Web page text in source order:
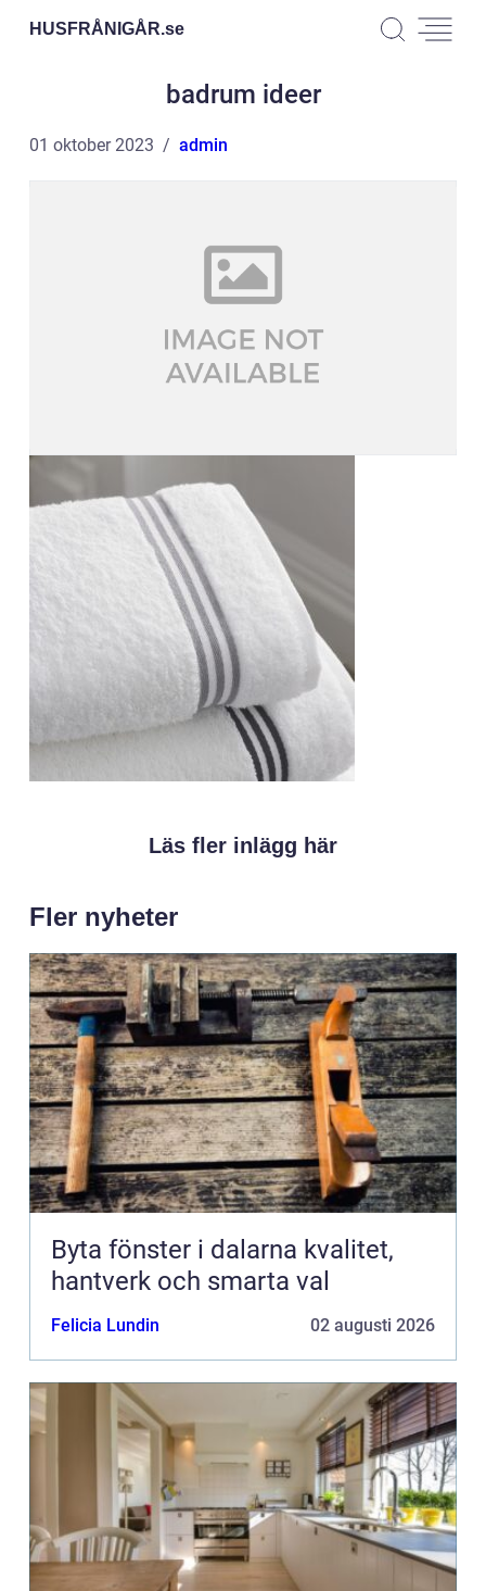
HUSFRÅNIGÅR.se
badrum ideer
01 oktober 2023 admin
Läs fler inlägg här
Fler nyheter
Byta fönster i dalarna kvalitet,
hantverk och smarta val
Felicia Lundin 02 augusti 2026